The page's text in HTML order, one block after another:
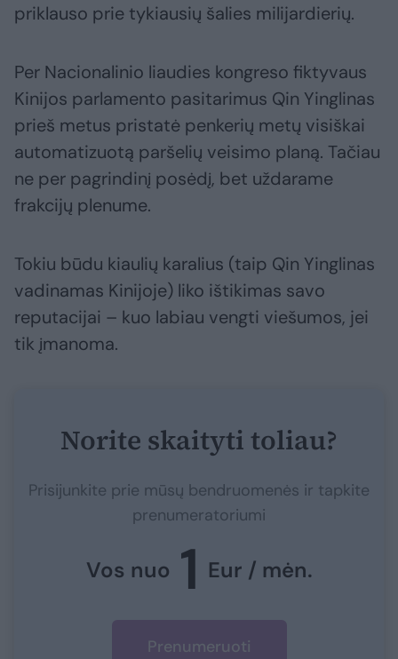
priklauso prie tykiausių šalies milijardierių.
Per Nacionalinio liaudies kongreso fiktyvaus
Kinijos parlamento pasitarimus Qin Yinglinas
prieš metus pristatė penkerių metų visiškai
automatizuotą paršelių veisimo planą. Tačiau
ne per pagrindinį posėdį, bet uždarame
frakcijų plenume.
Tokiu būdu kiaulių karalius (taip Qin Yinglinas
vadinamas Kinijoje) liko ištikimas savo
reputacijai – kuo labiau vengti viešumos, jei
tik įmanoma.
Norite skaityti toliau?
Prisijunkite prie mūsų bendruomenės ir tapkite
prenumeratoriumi
Vos nuo 1 Eur / mėn.
Prenumeruoti